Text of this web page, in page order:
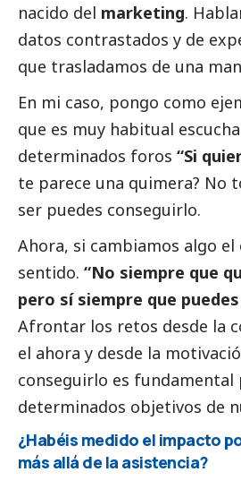
nacido del marketing.
datos contrastados y de
que trasladamos de una
En mi caso, pongo como
que es muy habitual
determinados foros “Si
te parece una quimera? No
ser puedes conseguirlo.
Ahora, si cambiamos algo el
sentido. “No siempre que
pero sí siempre que
Afrontar los retos desde la
el ahora y desde la
conseguirlo es fundamental
determinados objetivos de
¿Habéis medido el impacto
más allá de la asistencia?